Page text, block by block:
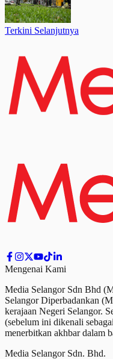
Terkini Selanjutnya
Mengenai Kami
Media Selangor Sdn Bhd
Selangor Diperbadankan
kerajaan Negeri Selangor.
(sebelum ini dikenali
menerbitkan akhbar dalam
Media Selangor Sdn. Bhd.